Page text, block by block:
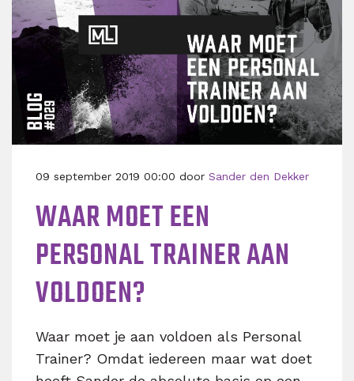
09 september 2019 00:00 door Sander den Dekker
WAAR MOET EEN
PERSONAL TRAINER AAN
VOLDOEN?
Waar moet je aan voldoen als Personal
Trainer? Omdat iedereen maar wat doet